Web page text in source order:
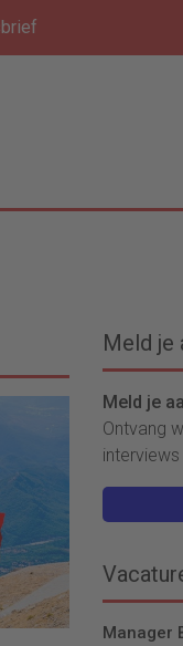
Meld je
Meld je
Ontvang
Manager